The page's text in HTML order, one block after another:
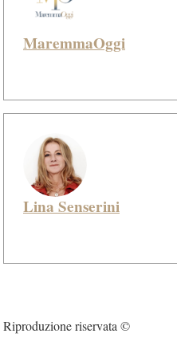
MaremmaOggi
Lina Senserini
Riproduzione riservata ©